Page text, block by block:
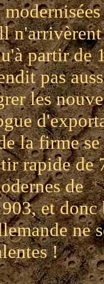
partir de
pas
les
la firme
rapide de
de
et donc
ne
!